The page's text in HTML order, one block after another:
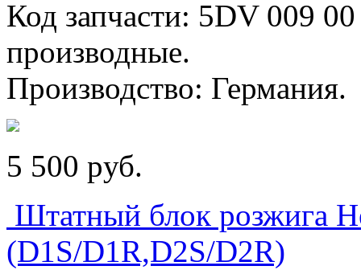
Код запчасти: 5DV 009
производные.
Производство: Германия.
5 500 pуб.
Штатный блок розжига
(D1S/D1R,D2S/D2R)